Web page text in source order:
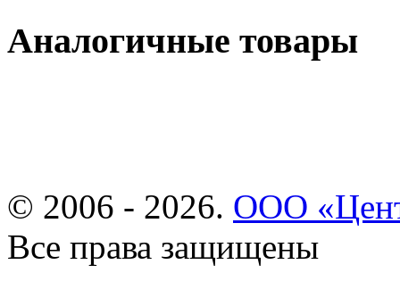
Аналогичные товары
© 2006 - 2026. ООО
Все права защищены